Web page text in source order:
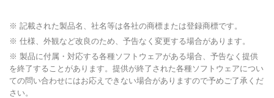
※ 記載された製品名、社名等は各社の商標または登録商標です。
※ 仕様、外観など改良のため、予告なく変更する場合があります。
※ 製品に付属・対応する各種ソフトウェアがある場合、予告なく提供
を終了することがあります。提供が終了された各種ソフトウェアについ
ての問い合わせにはお応えできない場合がありますので予めご了承くだ
さい。